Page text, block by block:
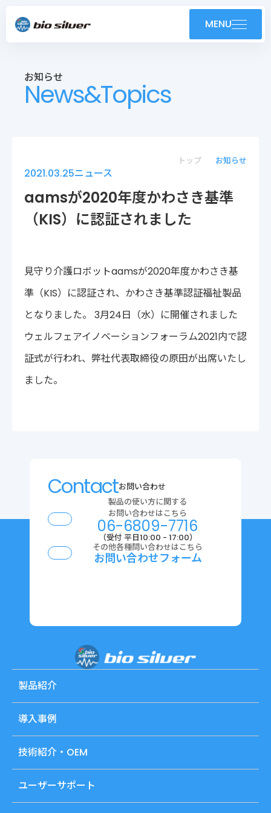
MENU
製品紹介
技術紹介・OEM
会社案内
採用情報
株式会社バイオシルバー
〒222-0033
神奈川県横浜市港北区新横浜2-14-4 シルバービル1F
プライバシーポリシー
免責事項
各種サービス利用規約
お知らせ
News&Topics
トップ お知らせ
2021.03.25ニュース
aamsが2020年度かわさき基準
（KIS）に認証されました
見守り介護ロボットaamsが2020年度かわさき基
準（KIS）に認証され、かわさき基準認証福祉製品
となりました。 3月24日（水）に開催されました
ウェルフェアイノベーションフォーラム2021内で認
証式が行われ、弊社代表取締役の原田が出席いたし
ました。
Contactお問い合わせ
製品の使い方に関する
お問い合わせはこちら
06-6809-7716
（受付 平日10:00 - 17:00）
その他各種問い合わせはこちら
お問い合わせフォーム
製品紹介
導入事例
技術紹介・OEM
ユーザーサポート